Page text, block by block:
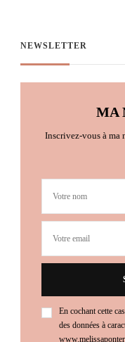
NEWSLETTER
MA
Inscrivez-vous à ma
En cochant cette
des données à